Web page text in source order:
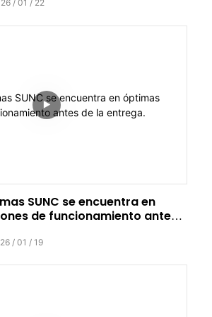
01 22
SUNC se encuentra en
de funcionamiento antes
01 19